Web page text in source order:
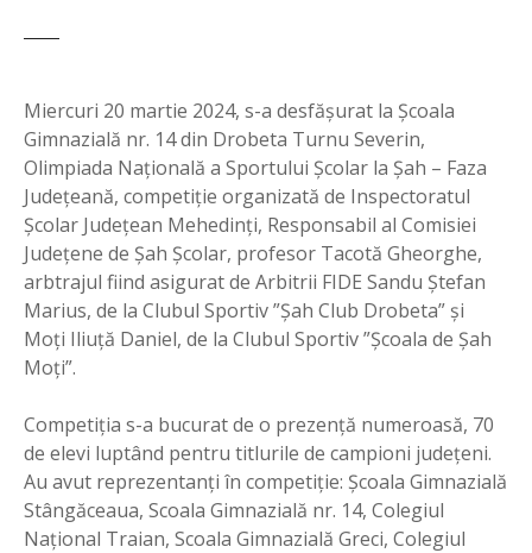
Miercuri 20 martie 2024, s-a desfășurat la Școala
Gimnazială nr. 14 din Drobeta Turnu Severin,
Olimpiada Națională a Sportului Școlar la Șah – Faza
Județeană, competiție organizată de Inspectoratul
Școlar Județean Mehedinți, Responsabil al Comisiei
Județene de Șah Școlar, profesor Tacotă Gheorghe,
arbtrajul fiind asigurat de Arbitrii FIDE Sandu Ștefan
Marius, de la Clubul Sportiv ”Șah Club Drobeta” și
Moți Iliuță Daniel, de la Clubul Sportiv ”Școala de Șah
Moți”.
Competiția s-a bucurat de o prezență numeroasă, 70
de elevi luptând pentru titlurile de campioni județeni.
Au avut reprezentanți în competiție: Școala Gimnazială
Stângăceaua, Scoala Gimnazială nr. 14, Colegiul
Național Traian, Scoala Gimnazială Greci, Colegiul